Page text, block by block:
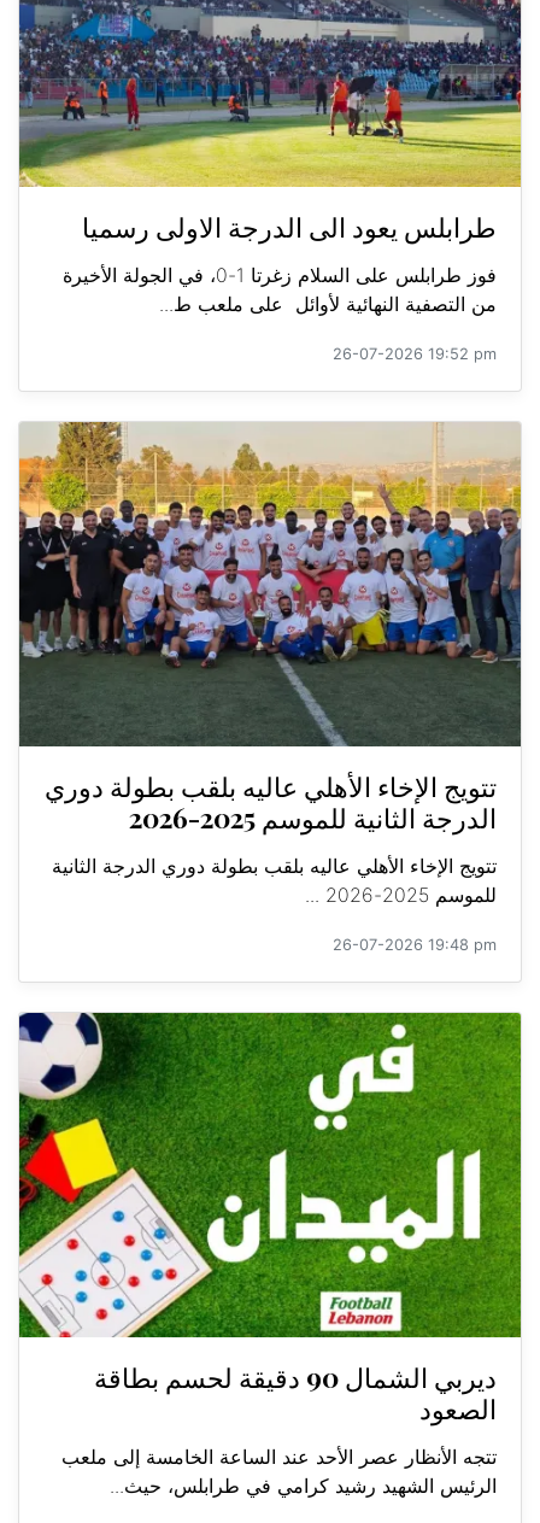
طرابلس يعود الى الدرجة الاولى رسميا
فوز طرابلس على السلام زغرتا 1-0، في الجولة الأخيرة
من التصفية النهائية لأوائل على ملعب ط...
26-07-2026 19:52 pm
تتويج الإخاء الأهلي عاليه بلقب بطولة دوري
الدرجة الثانية للموسم 2025-2026
تتويج الإخاء الأهلي عاليه بلقب بطولة دوري الدرجة الثانية
للموسم 2025-2026 ...
26-07-2026 19:48 pm
ديربي الشمال 90 دقيقة لحسم بطاقة
الصعود
تتجه الأنظار عصر الأحد عند الساعة الخامسة إلى ملعب
الرئيس الشهيد رشيد كرامي في طرابلس، حيث...